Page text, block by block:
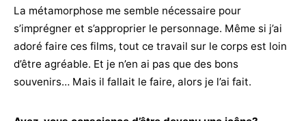
La métamorphose me semble nécessaire pour
s’imprégner et s’approprier le personnage. Même si j’ai
adoré faire ces films, tout ce travail sur le corps est loin
d’être agréable. Et je n’en ai pas que des bons
souvenirs… Mais il fallait le faire, alors je l’ai fait.